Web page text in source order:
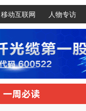
移动互联网 人物专访